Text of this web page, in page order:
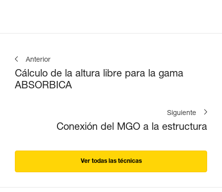
Anterior
Cálculo de la altura libre para la gama
ABSORBICA
Siguiente
Conexión del MGO a la estructura
Ver todas las técnicas